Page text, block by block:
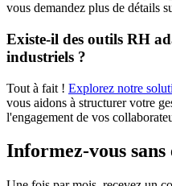
vous demandez plus de détails
Existe-il des outils RH
industriels ?
Tout à fait ! Explorez notre
vous aidons à structurer votre
l'engagement de vos
Informez-vous